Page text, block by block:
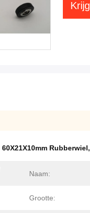
60X21X10mm Rubberwiel,
Naam:
Grootte: